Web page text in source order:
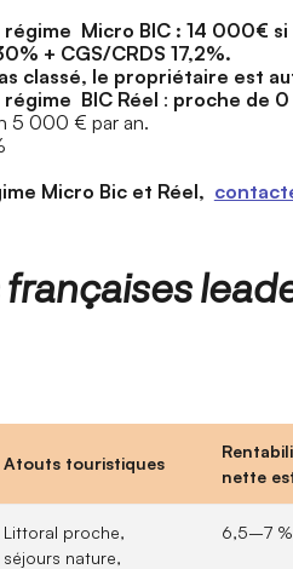
régime Micro BIC : 14 000€
+ CGS/CRDS 17,2%.
classé, le propriétaire est
BIC Réel : proche de 0
5 000 € par an.
Micro Bic et Réel,
Atouts touristiques
nette
Littoral proche,
séjours nature,
6,5–7 %